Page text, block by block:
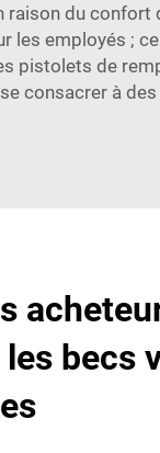
du
employés ;
pistolets de
consacrer à
becs